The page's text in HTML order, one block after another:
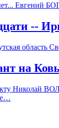
Евгений
--
на
Николай